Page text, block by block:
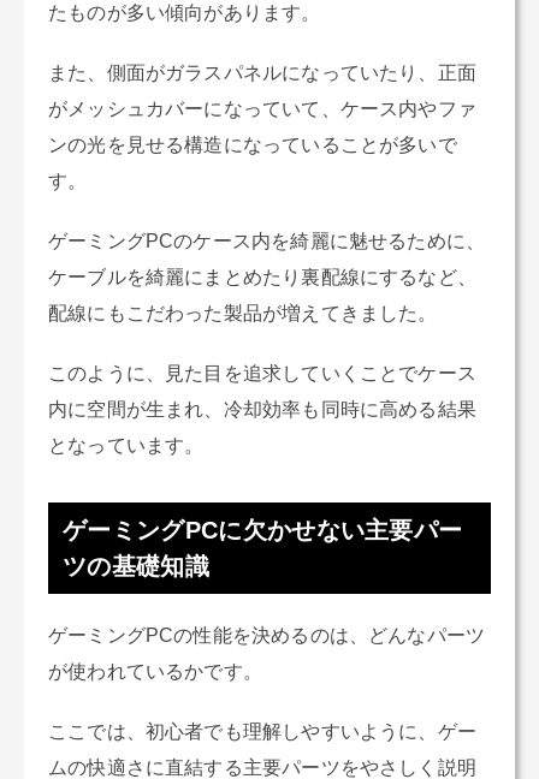
たものが多い傾向があります。
また、側面がガラスパネルになっていたり、正面
がメッシュカバーになっていて、ケース内やファ
ンの光を見せる構造になっていることが多いで
す。
ゲーミングPCのケース内を綺麗に魅せるために、
ケーブルを綺麗にまとめたり裏配線にするなど、
配線にもこだわった製品が増えてきました。
このように、見た目を追求していくことでケース
内に空間が生まれ、冷却効率も同時に高める結果
となっています。
ゲーミングPCに欠かせない主要パー
ツの基礎知識
ゲーミングPCの性能を決めるのは、どんなパーツ
が使われているかです。
ここでは、初心者でも理解しやすいように、ゲー
ムの快適さに直結する主要パーツをやさしく説明